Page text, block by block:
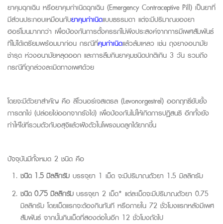
ยาคุมฉุกเฉิน หรือยาคุมกำเนิดฉุกเฉิน (Emergency Contraceptive Pill) เป็นยาที่
มีส่วนประกอบเหมือนกับยาคุมกำเนิดแบบธรรมดา แต่จะมีปริมาณของยา
ฮอร์โมนมากกว่า เพื่อป้องกันการตั้งครรภ์ไม่พึงประสงค์จากการมีเพศสัมพันธ์
ที่ไม่ได้เตรียมพร้อมมาก่อน กรณีที่คุมกำเนิดแล้วล้มเหลว เช่น ถุงยางอนามัย
ชำรุด ห่วงอนามัยหลุดออก และการลืมกินยาคุมชนิดปกติเกิน 3 วัน รวมถึง
กรณีที่ถูกล่วงละเมิดทางเพศด้วย
โดยจะมีตัวยาสำคัญ คือ ลีโวนอร์เจสเตรล (Levonorgestrel) ออกฤทธิ์ยับยั้ง
การตกไข่ (ปล่อยไข่ออกจากรังไข่) เพื่อป้องกันไม่ให้เกิดการปฏิสนธิ อีกทั้งยัง
ทำให้ไข่ที่รวมตัวกับอสุจิแล้วฝังตัวในโพรงมดลูกได้ยากขึ้น
ปัจจุบันมีทั้งหมด 2 ชนิด คือ
ชนิด 1.5 มิลลิกรัม บรรจุยา 1 เม็ด จะมีปริมาณตัวยา 1.5 มิลลิกรัม
ชนิด 0.75 มิลลิกรัม บรรจุยา 2 เม็ด* แต่ละเม็ดจะมีปริมาณตัวยา 0.75
มิลลิกรัม โดยเม็ดแรกจะต้องกินทันที หรือภายใน 72 ชั่วโมงแรกหลังมีเพศ
สัมพันธ์ จากนั้นกินเม็ดที่สองต่อในอีก 12 ชั่วโมงถัดไป